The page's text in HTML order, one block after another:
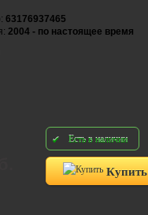
63176937465
2004 - по настоящее время
Есть в наличии
Купить